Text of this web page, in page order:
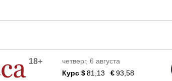
нужно распускать
нехватки ракет
18+
четверг, 6 августа
Курс $81,13 €93,58